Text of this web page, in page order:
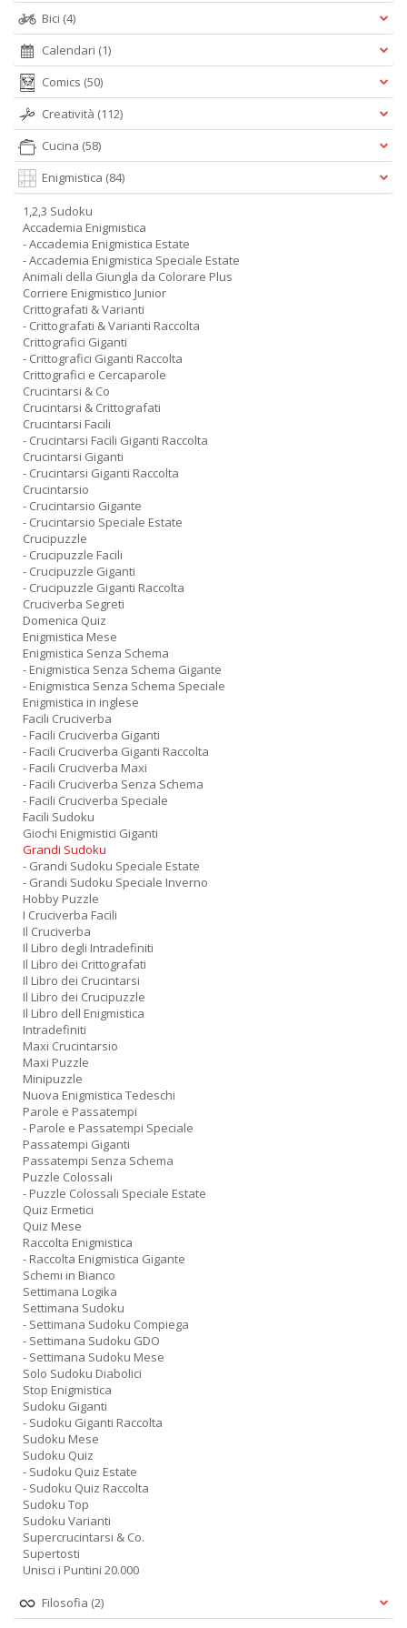
Bici (4)
Calendari (1)
Comics (50)
Creatività (112)
Cucina (58)
Enigmistica (84)
1,2,3 Sudoku
Accademia Enigmistica
- Accademia Enigmistica Estate
- Accademia Enigmistica Speciale Estate
Animali della Giungla da Colorare Plus
Corriere Enigmistico Junior
Crittografati & Varianti
- Crittografati & Varianti Raccolta
Crittografici Giganti
- Crittografici Giganti Raccolta
Crittografici e Cercaparole
Crucintarsi & Co
Crucintarsi & Crittografati
Crucintarsi Facili
- Crucintarsi Facili Giganti Raccolta
Crucintarsi Giganti
- Crucintarsi Giganti Raccolta
Crucintarsio
- Crucintarsio Gigante
- Crucintarsio Speciale Estate
Crucipuzzle
- Crucipuzzle Facili
- Crucipuzzle Giganti
- Crucipuzzle Giganti Raccolta
Cruciverba Segreti
Domenica Quiz
Enigmistica Mese
Enigmistica Senza Schema
- Enigmistica Senza Schema Gigante
- Enigmistica Senza Schema Speciale
Enigmistica in inglese
Facili Cruciverba
- Facili Cruciverba Giganti
- Facili Cruciverba Giganti Raccolta
- Facili Cruciverba Maxi
- Facili Cruciverba Senza Schema
- Facili Cruciverba Speciale
Facili Sudoku
Giochi Enigmistici Giganti
Grandi Sudoku
- Grandi Sudoku Speciale Estate
- Grandi Sudoku Speciale Inverno
Hobby Puzzle
I Cruciverba Facili
Il Cruciverba
Il Libro degli Intradefiniti
Il Libro dei Crittografati
Il Libro dei Crucintarsi
Il Libro dei Crucipuzzle
Il Libro dell Enigmistica
Intradefiniti
Maxi Crucintarsio
Maxi Puzzle
Minipuzzle
Nuova Enigmistica Tedeschi
Parole e Passatempi
- Parole e Passatempi Speciale
Passatempi Giganti
Passatempi Senza Schema
Puzzle Colossali
- Puzzle Colossali Speciale Estate
Quiz Ermetici
Quiz Mese
Raccolta Enigmistica
- Raccolta Enigmistica Gigante
Schemi in Bianco
Settimana Logika
Settimana Sudoku
- Settimana Sudoku Compiega
- Settimana Sudoku GDO
- Settimana Sudoku Mese
Solo Sudoku Diabolici
Stop Enigmistica
Sudoku Giganti
- Sudoku Giganti Raccolta
Sudoku Mese
Sudoku Quiz
- Sudoku Quiz Estate
- Sudoku Quiz Raccolta
Sudoku Top
Sudoku Varianti
Supercrucintarsi & Co.
Supertosti
Unisci i Puntini 20.000
Filosofia (2)